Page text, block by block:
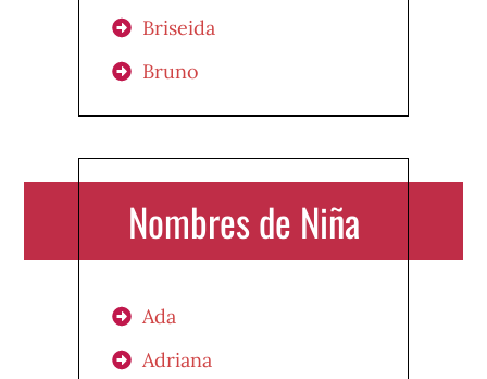
Briseida
Bruno
Nombres de Niña
Ada
Adriana